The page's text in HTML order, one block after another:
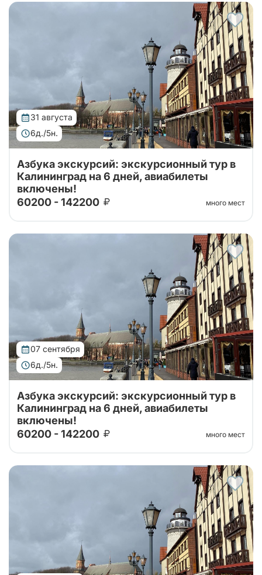
стороной. Проведите свой отпуск в увлекательном
шестидневном туре, где сможете насладиться
сочетанием культуры, истории и природы...
31 августа
6д./5н.
стороной. Проведите свой отпуск в увлекательном
шестидневном туре, где сможете насладиться
сочетанием культуры, истории и природы...
Азбука экскурсий: экскурсионный тур в
Калининград на 6 дней, авиабилеты
включены!
60200 - 142200
много мест
07 сентября
6д./5н.
стороной. Проведите свой отпуск в увлекательном
шестидневном туре, где сможете насладиться
сочетанием культуры, истории и природы...
Азбука экскурсий: экскурсионный тур в
Калининград на 6 дней, авиабилеты
включены!
60200 - 142200
много мест